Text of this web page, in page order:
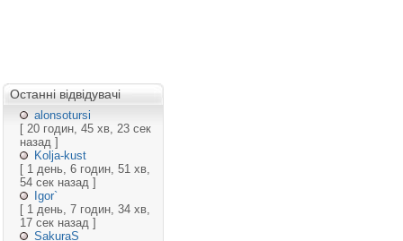
Останні відвідувачі
alonsotursi
[ 20 годин, 45 хв, 23 сек
назад ]
Kolja-kust
[ 1 день, 6 годин, 51 хв,
54 сек назад ]
Igor`
[ 1 день, 7 годин, 34 хв,
17 сек назад ]
SakuraS